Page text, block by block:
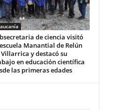
de ciencia visitó
Manantial de Relún
Villarrica y destacó su
en educación científica
las primeras edades